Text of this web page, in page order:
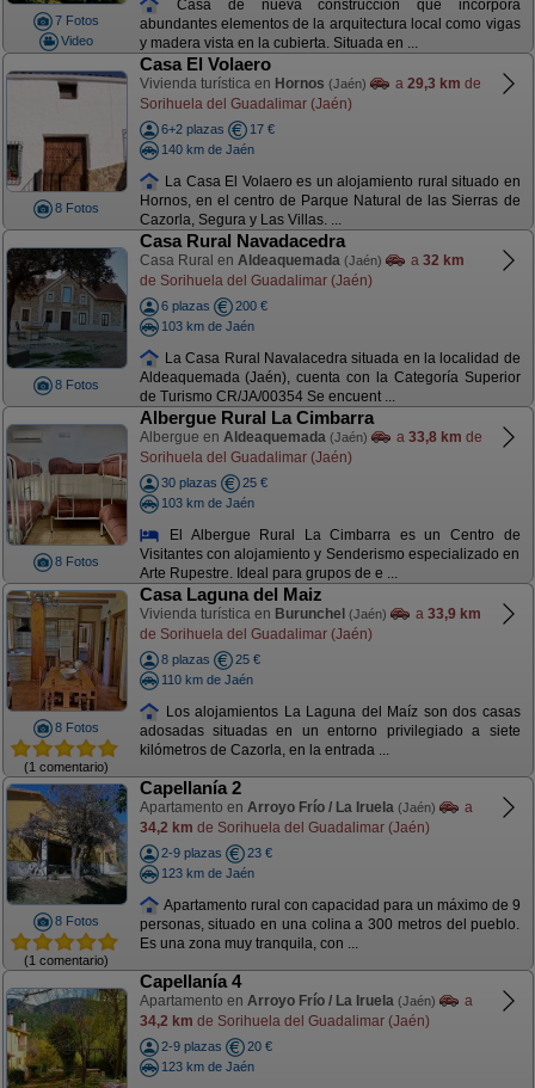
7 Fotos
Video
Casa de nueva construcción que incorpora
abundantes elementos de la arquitectura local como vigas
y madera vista en la cubierta. Situada en ...
8 Fotos
Casa El Volaero
Vivienda turística en Hornos (Jaén) a 29,3 km de
Sorihuela del Guadalimar (Jaén)
6+2 plazas
17 €
140 km de Jaén
La Casa El Volaero es un alojamiento rural situado en
Hornos, en el centro de Parque Natural de las Sierras de
Cazorla, Segura y Las Villas. ...
8 Fotos
Casa Rural Navadacedra
Casa Rural en Aldeaquemada (Jaén) a 32 km
de Sorihuela del Guadalimar (Jaén)
6 plazas
200 €
103 km de Jaén
La Casa Rural Navalacedra situada en la localidad de
Aldeaquemada (Jaén), cuenta con la Categoría Superior
de Turismo CR/JA/00354 Se encuent ...
8 Fotos
Albergue Rural La Cimbarra
Albergue en Aldeaquemada (Jaén) a 33,8 km de
Sorihuela del Guadalimar (Jaén)
30 plazas
25 €
103 km de Jaén
El Albergue Rural La Cimbarra es un Centro de
Visitantes con alojamiento y Senderismo especializado en
Arte Rupestre. Ideal para grupos de e ...
8 Fotos
(1 comentario)
Casa Laguna del Maiz
Vivienda turística en Burunchel (Jaén) a 33,9 km
de Sorihuela del Guadalimar (Jaén)
8 plazas
25 €
110 km de Jaén
Los alojamientos La Laguna del Maíz son dos casas
adosadas situadas en un entorno privilegiado a siete
kilómetros de Cazorla, en la entrada ...
8 Fotos
(1 comentario)
Capellanía 2
Apartamento en Arroyo Frío / La Iruela (Jaén)
a
34,2 km de Sorihuela del Guadalimar (Jaén)
2-9 plazas
23 €
123 km de Jaén
Apartamento rural con capacidad para un máximo de 9
personas, situado en una colina a 300 metros del pueblo.
Es una zona muy tranquila, con ...
Capellanía 4
Apartamento en Arroyo Frío / La Iruela (Jaén)
a
34,2 km de Sorihuela del Guadalimar (Jaén)
2-9 plazas
20 €
123 km de Jaén